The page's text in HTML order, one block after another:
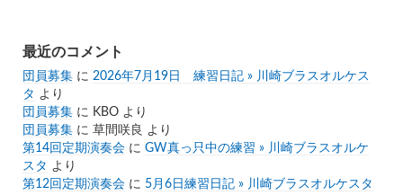
最近のコメント
団員募集 に 2026年7月19日 練習日記 » 川崎ブラスオルケス
タ より
団員募集 に KBO より
団員募集 に 草間咲良 より
第14回定期演奏会 に GW真っ只中の練習 » 川崎ブラスオルケ
スタ より
第12回定期演奏会 に 5月6日練習日記 » 川崎ブラスオルケスタ